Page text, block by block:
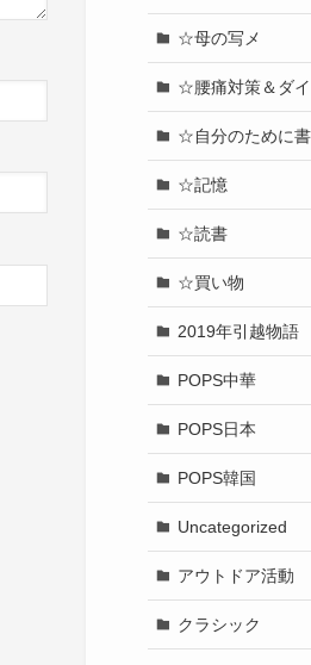
☆母の写メ
☆腰痛対策＆ダイ
☆自分のために
☆記憶
☆読書
☆買い物
2019年引越物語
POPS中華
POPS日本
POPS韓国
Uncategorized
アウトドア活動
クラシック